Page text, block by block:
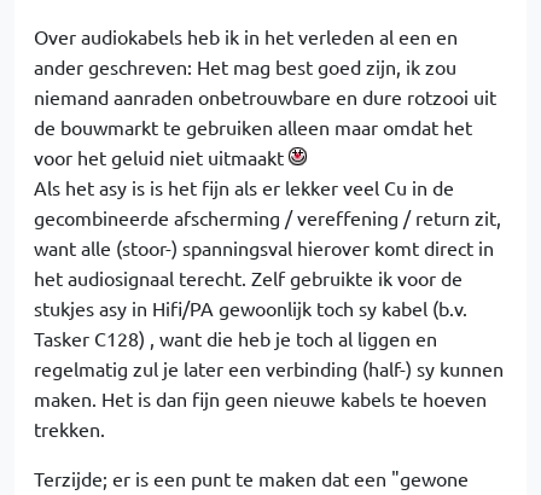
Over audiokabels heb ik in het verleden al een en
ander geschreven: Het mag best goed zijn, ik zou
niemand aanraden onbetrouwbare en dure rotzooi uit
de bouwmarkt te gebruiken alleen maar omdat het
voor het geluid niet uitmaakt
Als het asy is is het fijn als er lekker veel Cu in de
gecombineerde afscherming / vereffening / return zit,
want alle (stoor-) spanningsval hierover komt direct in
het audiosignaal terecht. Zelf gebruikte ik voor de
stukjes asy in Hifi/PA gewoonlijk toch sy kabel (b.v.
Tasker C128) , want die heb je toch al liggen en
regelmatig zul je later een verbinding (half-) sy kunnen
maken. Het is dan fijn geen nieuwe kabels te hoeven
trekken.
Terzijde; er is een punt te maken dat een "gewone